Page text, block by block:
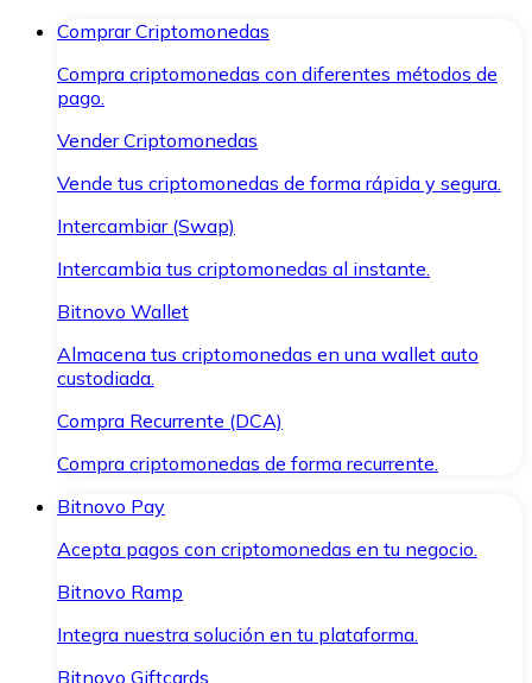
Comprar Criptomonedas
Compra criptomonedas con diferentes métodos de
pago.
Vender Criptomonedas
Vende tus criptomonedas de forma rápida y segura.
Intercambiar (Swap)
Intercambia tus criptomonedas al instante.
Bitnovo Wallet
Almacena tus criptomonedas en una wallet auto
custodiada.
Compra Recurrente (DCA)
Compra criptomonedas de forma recurrente.
Bitnovo Pay
Acepta pagos con criptomonedas en tu negocio.
Bitnovo Ramp
Integra nuestra solución en tu plataforma.
Bitnovo Giftcards